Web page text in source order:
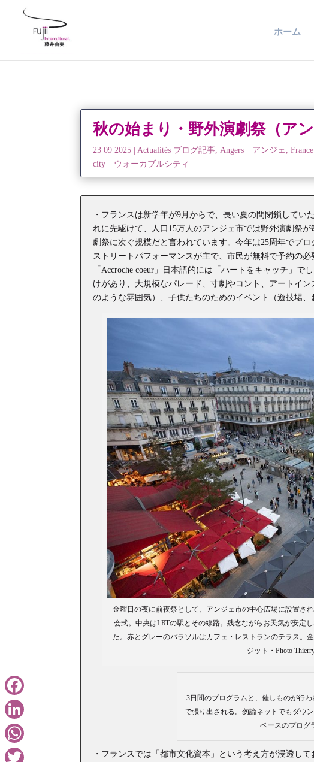
ホーム
秋の始まり・野外演劇祭（ア
23 09 2025 |Actualités ブログ記事,Angers アンジェ ,
city ウォーカブルシティ
・フランスは新学年が9月からで、長い夏の間閉鎖して
れに先駆けて、人口15万人のアンジェ市では野外演劇祭
劇祭に次ぐ規模だと言われています。今年は25周年でプ
ストリートパフォーマンスが主で、市民が無料で予約の
「Accroche coeur」日本語的には「ハートをキャッチ」
けがあり、大規模なパレード、寸劇やコント、アートイ
のような雰囲気）、子供たちのためのイベント（遊技場、
金曜日の夜に前夜祭として、アンジェ市の中心広場に設置さ
会式。中央はLRTの駅とその線路。残念ながらお天気が安定
た。赤とグレーのパラソルはカフェ・レストランのテラス。
ジット・Photo
3日間のプログラムと、催しものが行
で張り出される。勿論ネットでもダウ
ベースのプログ
・フランスでは「都市文化資本」という考え方が浸透し
Facebook
LinkedIn
WhatsApp